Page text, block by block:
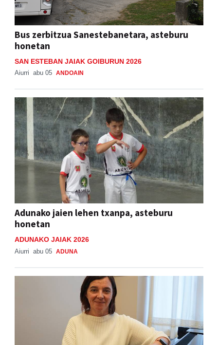
Bus zerbitzua Sanestebanetara, asteburu
honetan
SAN ESTEBAN JAIAK GOIBURUN 2026
Aiurri abu 05 ANDOAIN
Adunako jaien lehen txanpa, asteburu
honetan
ADUNAKO JAIAK 2026
Aiurri abu 05 ADUNA